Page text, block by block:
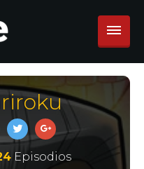
Episodios